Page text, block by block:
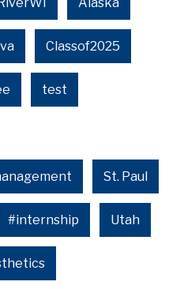
Classof2025
test
St. Paul
#internship Utah